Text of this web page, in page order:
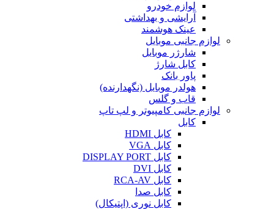
لوازم خودرو
آرایشی و بهداشتی
عینک هوشمند
لوازم جانبی موبایل
شارژر موبایل
کابل شارژ
پاور بانک
هولدر موبایل (نگهدارنده)
قاب و گلس
لوازم جانبی کامپیوتر و لپ تاپ
کابل
کابل HDMI
کابل VGA
کابل DISPLAY PORT
کابل DVI
کابل RCA-AV
کابل صدا
کابل نوری (اپتیکال)